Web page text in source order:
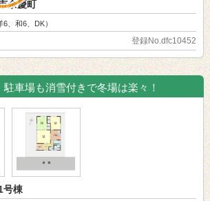
余慶町
6、和6、DK）
登録No.dfc10452
車場も消雪付きで冬場は楽々！
棟